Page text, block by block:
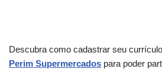
Descubra como cadastrar seu
Perim Supermercados para poder